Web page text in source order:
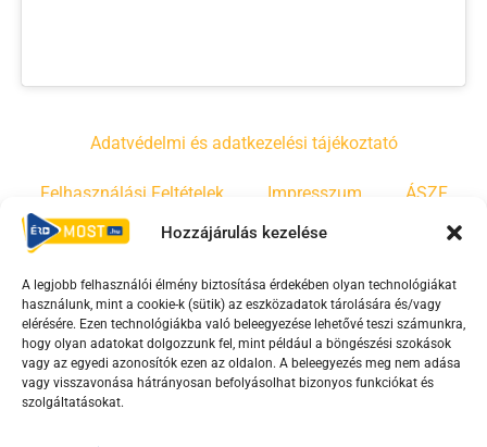
Hozzájárulás kezelése
A legjobb felhasználói élmény biztosítása érdekében olyan technológiákat
használunk, mint a cookie-k (sütik) az eszközadatok tárolására és/vagy
elérésére. Ezen technológiákba való beleegyezése lehetővé teszi számunkra,
hogy olyan adatokat dolgozzunk fel, mint például a böngészési szokások
vagy az egyedi azonosítók ezen az oldalon. A beleegyezés meg nem adása
vagy visszavonása hátrányosan befolyásolhat bizonyos funkciókat és
szolgáltatásokat.
Adatvédelmi és adatkezelési tájékoztató
Felhasználási Feltételek Impresszum ÁSZF
Irányelvek Moderálási szabályzat
F
a
c
e
Y
o
u
t
T
i
k